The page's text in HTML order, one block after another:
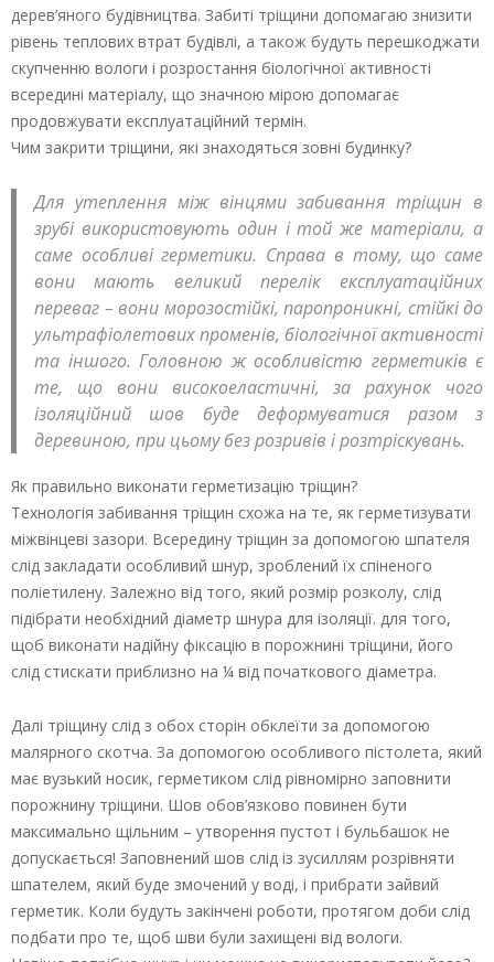
дерев’яного будівництва. Забиті тріщини допомагаю знизити
рівень теплових втрат будівлі, а також будуть перешкоджати
скупченню вологи і розростання біологічної активності
всередині матеріалу, що значною мірою допомагає
продовжувати експлуатаційний термін.
Чим закрити тріщини, які знаходяться зовні будинку?
Для утеплення між вінцями забивання тріщин в
зрубі використовують один і той же матеріали, а
саме особливі герметики. Справа в тому, що саме
вони мають великий перелік експлуатаційних
переваг – вони морозостійкі, паропроникні, стійкі до
ультрафіолетових променів, біологічної активності
та іншого. Головною ж особливістю герметиків є
те, що вони високоеластичні, за рахунок чого
ізоляційний шов буде деформуватися разом з
деревиною, при цьому без розривів і розтріскувань.
Як правильно виконати герметизацію тріщин?
Технологія забивання тріщин схожа на те, як герметизувати
міжвінцеві зазори. Всередину тріщин за допомогою шпателя
слід закладати особливий шнур, зроблений їх спіненого
поліетилену. Залежно від того, який розмір розколу, слід
підібрати необхідний діаметр шнура для ізоляції. для того,
щоб виконати надійну фіксацію в порожнині тріщини, його
слід стискати приблизно на ¼ від початкового діаметра.
Далі тріщину слід з обох сторін обклеїти за допомогою
малярного скотча. За допомогою особливого пістолета, який
має вузький носик, герметиком слід рівномірно заповнити
порожнину тріщини. Шов обов’язково повинен бути
максимально щільним – утворення пустот і бульбашок не
допускається! Заповнений шов слід із зусиллям розрівняти
шпателем, який буде змочений у воді, і прибрати зайвий
герметик. Коли будуть закінчені роботи, протягом доби слід
подбати про те, щоб шви були захищені від вологи.